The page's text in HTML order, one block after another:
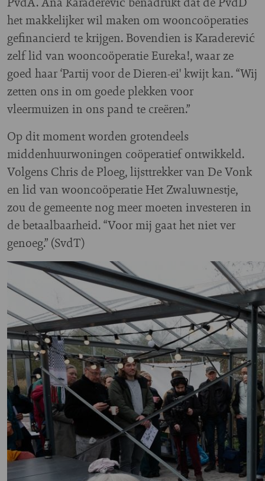
het makkelijker wil maken om wooncoöperaties
gefinancierd te krijgen. Bovendien is Karaderević
zelf lid van wooncoöperatie Eureka!, waar ze
goed haar ‘Partij voor de Dieren-ei' kwijt kan. “Wij
zetten ons in om goede plekken voor
vleermuizen in ons pand te creëren.”
Op dit moment worden grotendeels
middenhuurwoningen coöperatief ontwikkeld.
Volgens Chris de Ploeg, lijsttrekker van De Vonk
en lid van wooncoöperatie Het Zwaluwnestje,
zou de gemeente nog meer moeten investeren in
de betaalbaarheid. “Voor mij gaat het niet ver
genoeg.” (SvdT)
Image